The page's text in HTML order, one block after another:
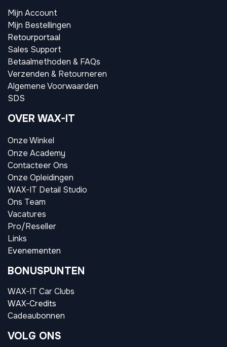
Mijn Account
Mijn Bestellingen
Retourportaal
Sales Support
Betaalmethoden & FAQs
Verzenden & Retourneren
Algemene Voorwaarden
SDS
OVER WAX-IT
Onze Winkel
Onze Academy
Contacteer Ons
Onze Opleidingen
WAX-IT Detail Studio
Ons Team
Vacatures
Pro/Reseller
Links
Evenementen
BONUSPUNTEN
WAX-IT Car Clubs
WAX-Credits
Cadeaubonnen
VOLG ONS